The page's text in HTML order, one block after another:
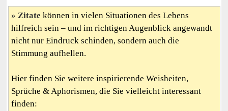
Zitate können in vielen Situationen des Lebens
hilfreich sein – und im richtigen Augenblick angewandt
nicht nur Eindruck schinden, sondern auch die
Stimmung aufhellen.
Hier finden Sie weitere inspirierende Weisheiten,
Sprüche & Aphorismen, die Sie vielleicht interessant
finden: